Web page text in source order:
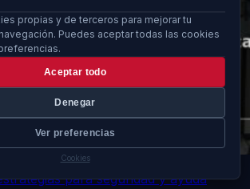
propias y de terceros para mejorar tu
Puedes aceptar todas las cookies
Aceptar todo
Denegar
Ver preferencias
Cookies
para seguridad y ayuda